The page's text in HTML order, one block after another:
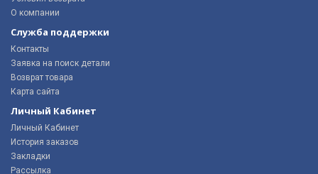
О компании
Служба поддержки
Контакты
Заявка на поиск детали
Возврат товара
Карта сайта
Личный Кабинет
Личный Кабинет
История заказов
Закладки
Рассылка